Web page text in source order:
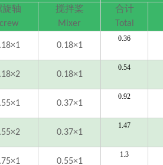
旋轴
搅拌桨
Mixer
合计
Total
0.18×1
0.36
0.18×1
0.54
0.37×1
0.92
0.37×1
1.47
0.55×1
1.3